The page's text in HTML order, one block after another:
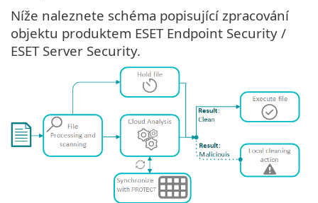
Níže naleznete schéma popisující zpracování
objektu produktem ESET Endpoint Security /
ESET Server Security.